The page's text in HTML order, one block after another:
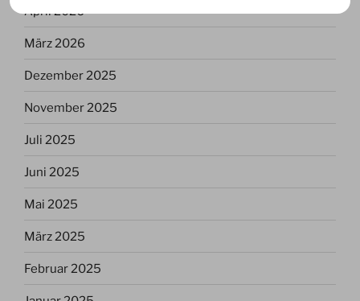
April 2026
März 2026
Dezember 2025
November 2025
Juli 2025
Juni 2025
Mai 2025
März 2025
Februar 2025